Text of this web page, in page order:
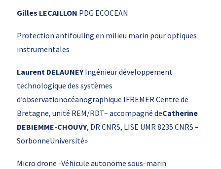
Gilles LECAILLON PDG ECOCEAN
Protection antifouling en milieu marin pour optiques
instrumentales
Laurent DELAUNEYIngénieur développement
technologique des systèmes
d’observationocéanographique IFREMER Centre de
Bretagne, unité REM/RDT– accompagné deCatherine
DEBIEMME-CHOUVY, DR CNRS, LISE UMR 8235 CNRS –
SorbonneUniversité»
Micro drone -Véhicule autonome sous-marin